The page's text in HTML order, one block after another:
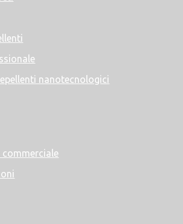
nanotecnologici